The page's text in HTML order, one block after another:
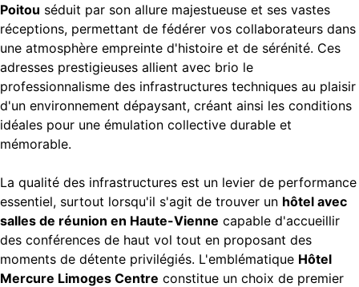
Poitou séduit par son allure majestueuse et ses vastes
réceptions, permettant de fédérer vos collaborateurs dans
une atmosphère empreinte d'histoire et de sérénité. Ces
adresses prestigieuses allient avec brio le
professionnalisme des infrastructures techniques au plaisir
d'un environnement dépaysant, créant ainsi les conditions
idéales pour une émulation collective durable et
mémorable.
La qualité des infrastructures est un levier de performance
essentiel, surtout lorsqu'il s'agit de trouver un hôtel avec
salles de réunion en Haute-Vienne capable d'accueillir
des conférences de haut vol tout en proposant des
moments de détente privilégiés. L'emblématique Hôtel
Mercure Limoges Centre constitue un choix de premier